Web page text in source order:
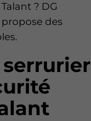
? DG
des